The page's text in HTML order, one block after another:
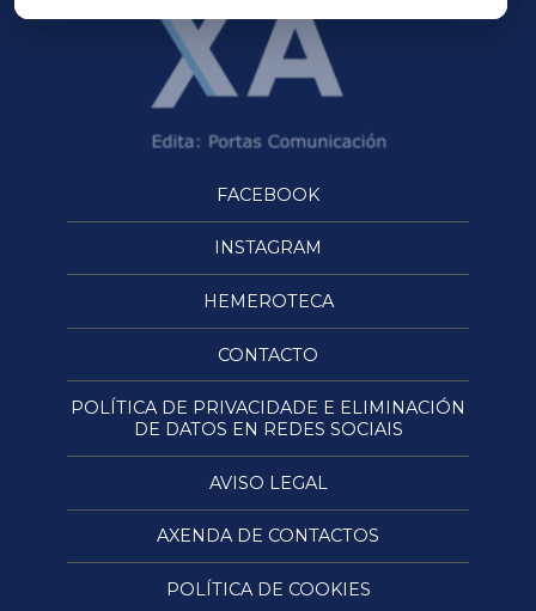
FACEBOOK
INSTAGRAM
HEMEROTECA
CONTACTO
POLÍTICA DE PRIVACIDADE E ELIMINACIÓN
DE DATOS EN REDES SOCIAIS
AVISO LEGAL
AXENDA DE CONTACTOS
POLÍTICA DE COOKIES